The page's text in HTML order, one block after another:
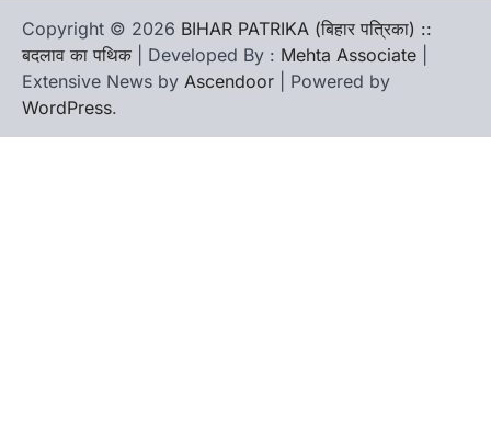
Copyright © 2026 BIHAR PATRIKA (बिहार पत्रिका) ::
बदलाव का पथिक | Developed By : Mehta Associate
Extensive News by Ascendoor | Powered by
WordPress.